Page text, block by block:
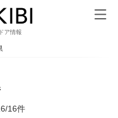
ア情報
16件